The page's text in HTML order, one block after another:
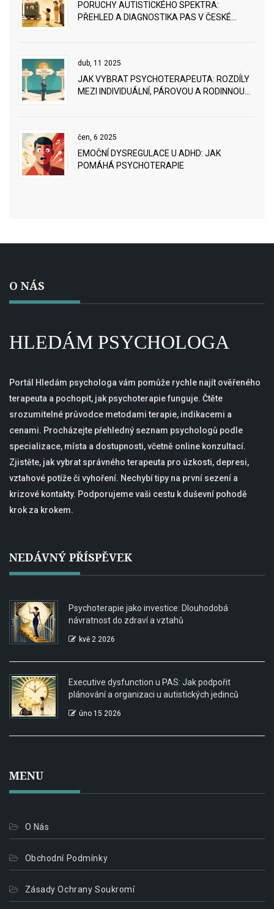
PORUCHY AUTISTICKÉHO SPEKTRA:
PŘEHLED A DIAGNOSTIKA PAS V ČESKÉ
dub, 11 2025
JAK VYBRAT PSYCHOTERAPEUTA: ROZDÍLY
MEZI INDIVIDUÁLNÍ, PÁROVOU A RODINNOU
čen, 6 2025
EMOČNÍ DYSREGULACE U ADHD: JAK
POMÁHÁ PSYCHOTERAPIE
O NÁS
HLEDÁM PSYCHOLOGA
Portál Hledám psychologa vám pomůže rychle najít ověřeného
terapeuta a pochopit, jak psychoterapie funguje. Čtěte
srozumitelné průvodce metodami terapie, indikacemi a
cenami. Procházejte přehledný seznam psychologů podle
specializace, místa a dostupnosti, včetně online konzultací.
Zjistěte, jak vybrat správného terapeuta pro úzkosti, depresi,
vztahové potíže či vyhoření. Nechybí tipy na první sezení a
krizové kontakty. Podporujeme vaši cestu k duševní pohodě
krok za krokem.
NEDÁVNÝ PŘÍSPĚVEK
Psychoterapie jako investice: Dlouhodobá
návratnost do zdraví a vztahů
kvě 2 2026
Executive dysfunction u PAS: Jak podpořit
plánování a organizaci u autistických jedinců
úno 15 2026
MENU
O Nás
Obchodní Podmínky
Zásady Ochrany Soukromí